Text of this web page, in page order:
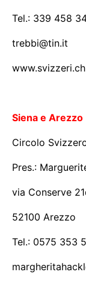
Tel.: 339 458
trebbi@tin.it
www.svizzeri.ch
Siena e Arezzo
Circolo
Pres.:
via Conserve
52100 Arezzo
Tel.: 0575 353